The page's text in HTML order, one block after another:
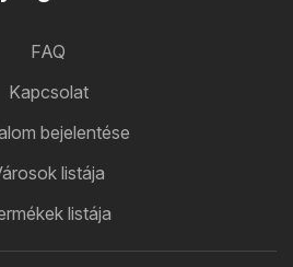
FAQ
Kapcsolat
bejelentése
listája
listája